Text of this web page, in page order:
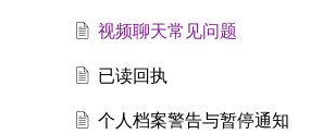
视频聊天常见问题
已读回执
个人档案警告与暂停通知